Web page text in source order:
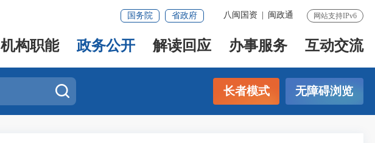
网站支持IPv6
八闽国资 闽政通
国务院 省政府
机构职能 政务公开 解读回应 办事服务 互动交流
长者模式 无障碍浏览